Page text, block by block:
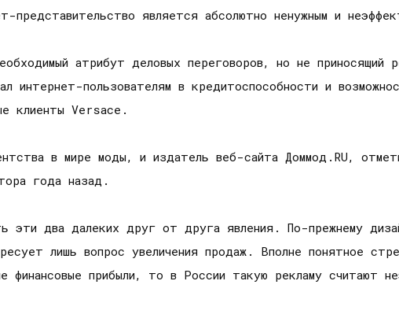
является абсолютно ненужным и
атрибут деловых переговоров, но не приносящий
интернет-пользователям в кредитоспособности и
клиенты Versace.
в мире моды, и издатель веб-сайта Доммод.RU,
года назад.
эти два далеких друг от друга явления. По-прежнему
лишь вопрос увеличения продаж. Вполне понятное
финансовые прибыли, то в России такую рекламу считают